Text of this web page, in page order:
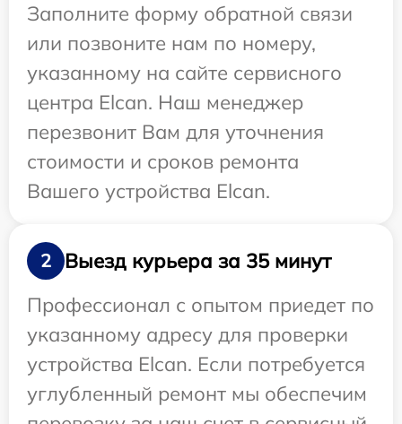
Заполните форму обратной связи
или позвоните нам по номеру,
указанному на сайте сервисного
центра Elcan. Наш менеджер
перезвонит Вам для уточнения
стоимости и сроков ремонта
Вашего устройства Elcan.
2
Выезд курьера за 35 минут
Профессионал с опытом приедет по
указанному адресу для проверки
устройства Elcan. Если потребуется
углубленный ремонт мы обеспечим